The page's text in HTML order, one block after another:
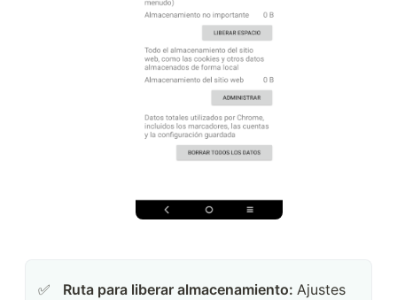
✅ Ruta para liberar almacenamiento: Ajustes